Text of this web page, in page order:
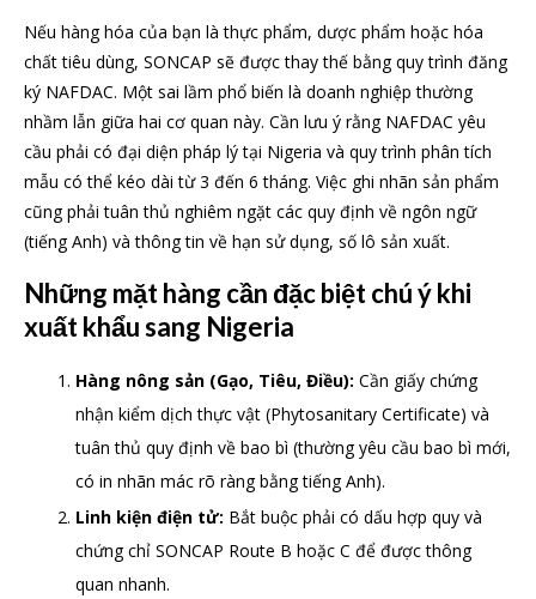
Nếu hàng hóa của bạn là thực phẩm, dược phẩm hoặc hóa
chất tiêu dùng, SONCAP sẽ được thay thế bằng quy trình đăng
ký NAFDAC. Một sai lầm phổ biến là doanh nghiệp thường
nhầm lẫn giữa hai cơ quan này. Cần lưu ý rằng NAFDAC yêu
cầu phải có đại diện pháp lý tại Nigeria và quy trình phân tích
mẫu có thể kéo dài từ 3 đến 6 tháng. Việc ghi nhãn sản phẩm
cũng phải tuân thủ nghiêm ngặt các quy định về ngôn ngữ
(tiếng Anh) và thông tin về hạn sử dụng, số lô sản xuất.
Những mặt hàng cần đặc biệt chú ý khi
xuất khẩu sang Nigeria
Hàng nông sản (Gạo, Tiêu, Điều): Cần giấy chứng
nhận kiểm dịch thực vật (Phytosanitary Certificate) và
tuân thủ quy định về bao bì (thường yêu cầu bao bì mới,
có in nhãn mác rõ ràng bằng tiếng Anh).
Linh kiện điện tử: Bắt buộc phải có dấu hợp quy và
chứng chỉ SONCAP Route B hoặc C để được thông
quan nhanh.